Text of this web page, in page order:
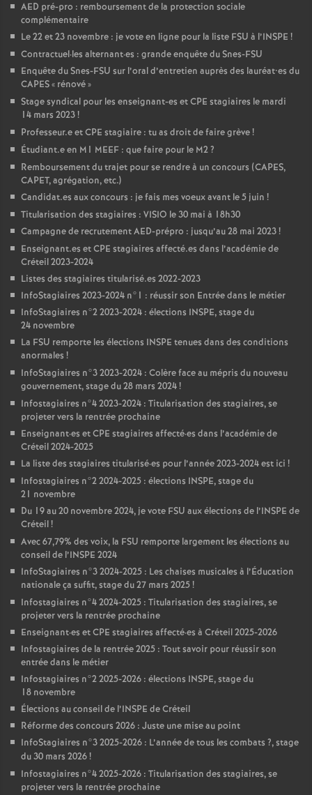
AED pré-pro : remboursement de la protection sociale
complémentaire
Le 22 et 23 novembre : je vote en ligne pour la liste FSU à l’INSPE !
Contractuel·les alternant·es : grande enquête du Snes-FSU
Enquête du Snes-FSU sur l’oral d’entretien auprès des lauréat•es du
CAPES« rénové»
Stage syndical pour les enseignant-es etCPE stagiaires le mardi
14 mars 2023!
Professeur.e etCPE stagiaire : tu as droit de faire grève!
Étudiant.e en M1 MEEF : que faire pour le M2?
Remboursement du trajet pour se rendre à un concours (CAPES,
CAPET, agrégation, etc.)
Candidat.es aux concours : je fais mes voeux avant le 5 juin !
Titularisation des stagiaires : VISIO le 30 mai à 18h30
Campagne de recrutementAED-prépro : jusqu’au 28 mai 2023!
Enseignant.es etCPE stagiaires affecté.es dans l’académie de
Créteil 2023-2024
Listes des stagiaires titularisé.es 2022-2023
InfoStagiaires 2023-2024 n°1 : réussir son Entrée dans le métier
InfoStagiaires n°2 2023-2024 : élections INSPE, stage du
24 novembre
La FSU remporte les élections INSPE tenues dans des conditions
anormales !
InfoStagiaires n°3 2023-2024 : Colère face au mépris du nouveau
gouvernement, stage du 28 mars 2024!
Infostagiaires n°4 2023-2024 : Titularisation des stagiaires, se
projeter vers la rentrée prochaine
Enseignant·es etCPE stagiaires affecté·es dans l’académie de
Créteil 2024-2025
La liste des stagiaires titularisé·es pour l’année 2023-2024 est ici !
Infostagiaires n°2 2024-2025 : élections INSPE, stage du
21 novembre
Du 19 au 20 novembre 2024, je vote FSU aux élections de l’INSPE de
Créteil!
Avec 67,79% des voix, la FSU remporte largement les élections au
conseil de l’INSPE 2024
InfoStagiaires n°3 2024-2025 : Les chaises musicales à l’Éducation
nationale ça suffit, stage du 27 mars 2025!
Infostagiaires n°4 2024-2025 : Titularisation des stagiaires, se
projeter vers la rentrée prochaine
Enseignant·es etCPE stagiaires affecté·es à Créteil 2025-2026
Infostagiaires de la rentrée 2025 : Tout savoir pour réussir son
entrée dans le métier
Infostagiaires n°2 2025-2026 : élections INSPE, stage du
18 novembre
Élections au conseil de l’INSPE de Créteil
Réforme des concours 2026 : Juste une mise au point
InfoStagiaires n°3 2025-2026 : L’année de tous les combats ?, stage
du 30 mars 2026!
Infostagiaires n°4 2025-2026 : Titularisation des stagiaires, se
projeter vers la rentrée prochaine